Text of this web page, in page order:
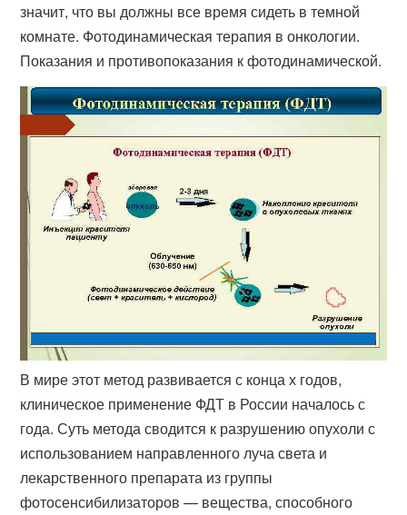
значит, что вы должны все время сидеть в темной
комнате. Фотодинамическая терапия в онкологии.
Показания и противопоказания к фотодинамической.
В мире этот метод развивается с конца х годов,
клиническое применение ФДТ в России началось с
года. Суть метода сводится к разрушению опухоли с
использованием направленного луча света и
лекарственного препарата из группы
фотосенсибилизаторов — вещества, способного